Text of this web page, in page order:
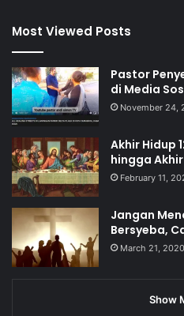
Most Viewed Posts
Pastor
di Media
November 24,
Akhir Hidup
hingga
February 11,
Jangan
Bersyeba,
March 21, 2020
Show